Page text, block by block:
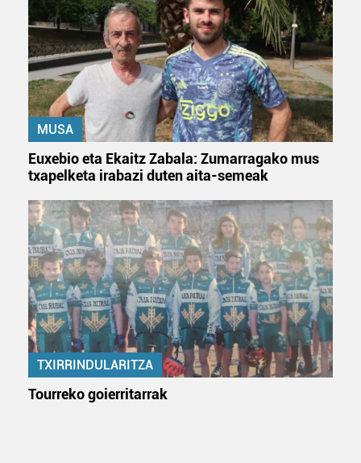
MUSA
Euxebio eta Ekaitz Zabala: Zumarragako mus
txapelketa irabazi duten aita-semeak
TXIRRINDULARITZA
Tourreko goierritarrak